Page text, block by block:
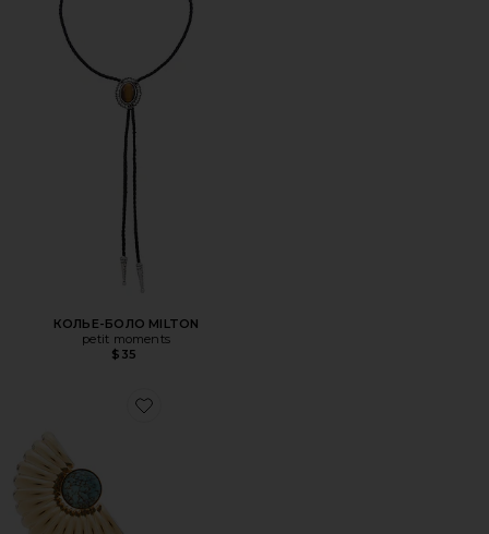
КОЛЬЕ-БОЛО MILTON
petit moments
$35
Favorite КРУПНЫЕ СЕРЬГИ СТЕЙТМЕНТ EARRINGS